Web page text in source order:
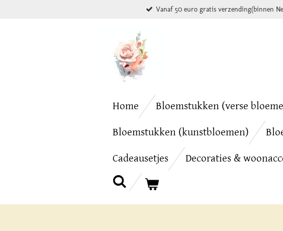
Vanaf 50 euro gratis verzending(binnen
Home Bloemstukken (verse
Bloemstukken (kunstbloemen)
Cadeausetjes Decoraties &